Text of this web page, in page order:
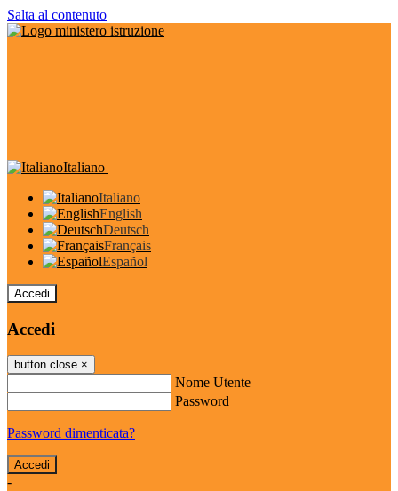
Salta al contenuto
Italiano
Italiano
English
Deutsch
Français
Español
Accedi
Accedi
button close ×
Nome Utente
Password
Password dimenticata?
-